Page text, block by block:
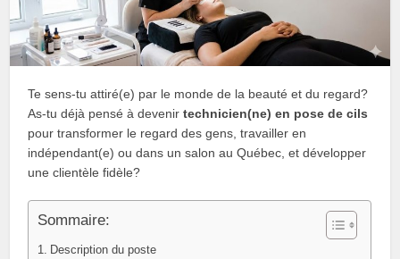
Te sens-tu attiré(e) par le monde de la beauté et du regard?
As-tu déjà pensé à devenirtechnicien(ne) en pose de cils
pour transformer le regard des gens, travailler en
indépendant(e) ou dans un salon au Québec, et développer
une clientèle fidèle?
Sommaire:
Description du poste